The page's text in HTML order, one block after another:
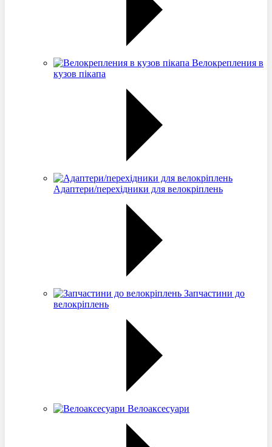
Велокрепления в
кузов пікапа
Адаптери/перехідники для велокріплень
Запчастини до
велокріплень
Велоаксесуари